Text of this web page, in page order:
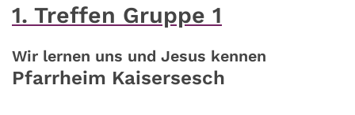
1. Treffen Gruppe 1
Wir lernen uns und Jesus kennen
Pfarrheim Kaisersesch